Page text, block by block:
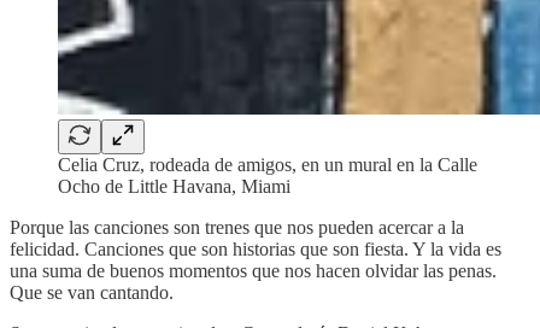
Celia Cruz, rodeada de amigos, en un mural en la Calle
Ocho de Little Havana, Miami
Porque las canciones son trenes que nos pueden acercar a la
felicidad. Canciones que son historias que son fiesta. Y la vida es
una suma de buenos momentos que nos hacen olvidar las penas.
Que se van cantando.